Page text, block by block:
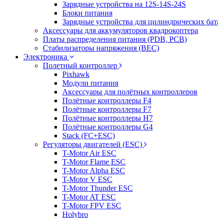
Зарядные устройства на 12S-14S-24S
Блоки питания
Зарядные устройства для цилиндрических
Аксессуары для аккумуляторов квадрокоптера
Платы распределения питания (PDB, PCB)
Стабилизаторы напряжения (BEC)
Электроника
Полетный контроллер
Pixhawk
Модули питания
Аксессуары для полётных контроллеров
Полётные контроллеры F4
Полётные контроллеры F7
Полётные контроллеры H7
Полётные контроллеры G4
Stack (FC+ESC)
Регуляторы двигателей (ESC)
T-Motor Air ESC
T-Motor Flame ESC
T-Motor Alpha ESC
T-Motor V ESC
T-Motor Thunder ESC
T-Motor AT ESC
T-Motor FPV ESC
Holybro